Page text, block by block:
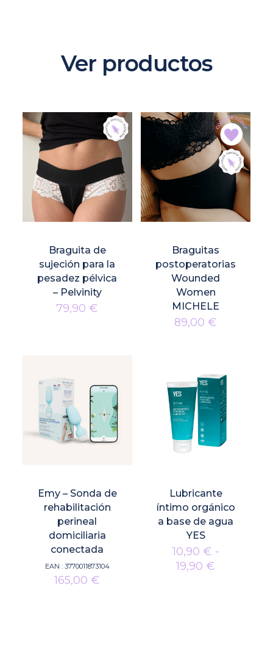
Ver productos
Braguita de
sujeción para la
pesadez pélvica
– Pelvinity
79,90 €
Braguitas
postoperatorias
Wounded
Women
MICHELE
89,00 €
Emy – Sonda de
rehabilitación
perineal
domiciliaria
conectada
EAN : 3770011873104
165,00 €
Lubricante
íntimo orgánico
a base de agua
YES
10,90 € -
19,90 €